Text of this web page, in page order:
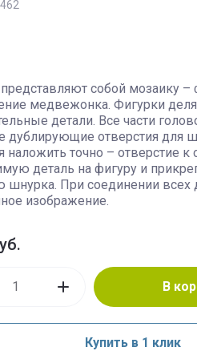
собой мозаику –
медвежонка. Фигурки
детали. Все части
дублирующие отверстия для
наложить точно – отверстие к
деталь на фигуру и
При соединении всех
изображение.
В
Купить в 1 клик